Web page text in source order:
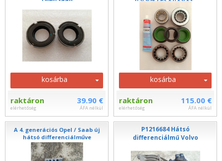
kosárba
raktáron
elérhetőség
39.90 €
ÁFA nélkül
kosárba
raktáron
elérhetőség
115.00 €
ÁFA nélkül
A 4. generációs Opel / Saab új
hátsó differenciálműve
P1216684 Hátsó
differenciálmű Volvo